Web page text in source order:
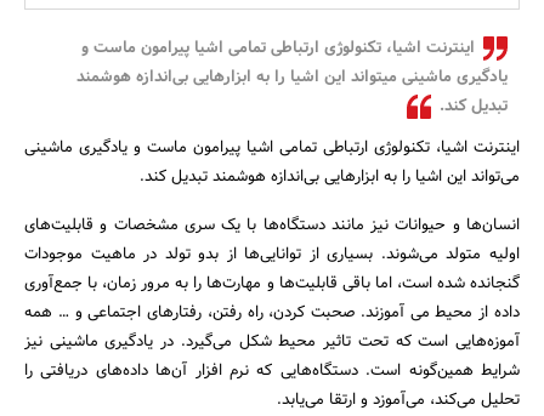
اینترنت اشیا، تکنولوژی ارتباطی تمامی اشیا پیرامون ماست و
یادگیری ماشینی میتواند این اشیا را به ابزارهایی بی‌اندازه هوشمند
تبدیل کند.
اینترنت اشیا، تکنولوژی ارتباطی تمامی اشیا پیرامون ماست و یادگیری ماشینی
می‌تواند این اشیا را به ابزارهایی بی‌اندازه هوشمند تبدیل کند.
انسان‌ها و حیوانات نیز مانند دستگاه‌ها با یک سری مشخصات و قابلیت‌های
اولیه متولد می‌شوند. بسیاری از توانایی‌ها از بدو تولد در ماهیت موجودات
گنجانده شده است، اما باقی قابلیت‌ها و مهارت‌ها را به مرور زمان، با جمع‌آوری
داده از محیط می آموزند. صحبت کردن، راه رفتن، رفتارهای اجتماعی و … همه
آموزه‌هایی است که تحت تاثیر محیط شکل می‌گیرد. در یادگیری ماشینی نیز
شرایط همین‌گونه است. دستگاه‌هایی که نرم افزار آن‌ها داده‌های دریافتی را
تحلیل می‌کند، می‌آموزد و ارتقا می‌یابد.